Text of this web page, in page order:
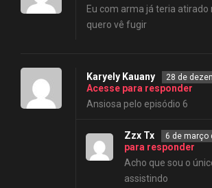
Eu com arma já teria atirado
quero vê fugir
Karyely Kauany 28 de
Acesse para responder
Ansiosa pelo episódio 6
Zzx Tx 6 de março
para responder
Acho que sou o
assistindo